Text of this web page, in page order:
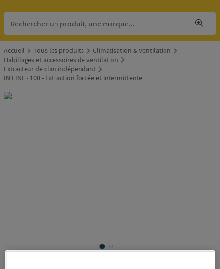
Accueil Tous les produits
Climatisation & Ventilation
Habillages et accessoires de ventilation
Extracteur de clim indépendant
IN LINE - 100 - Extraction forcée et intermittente